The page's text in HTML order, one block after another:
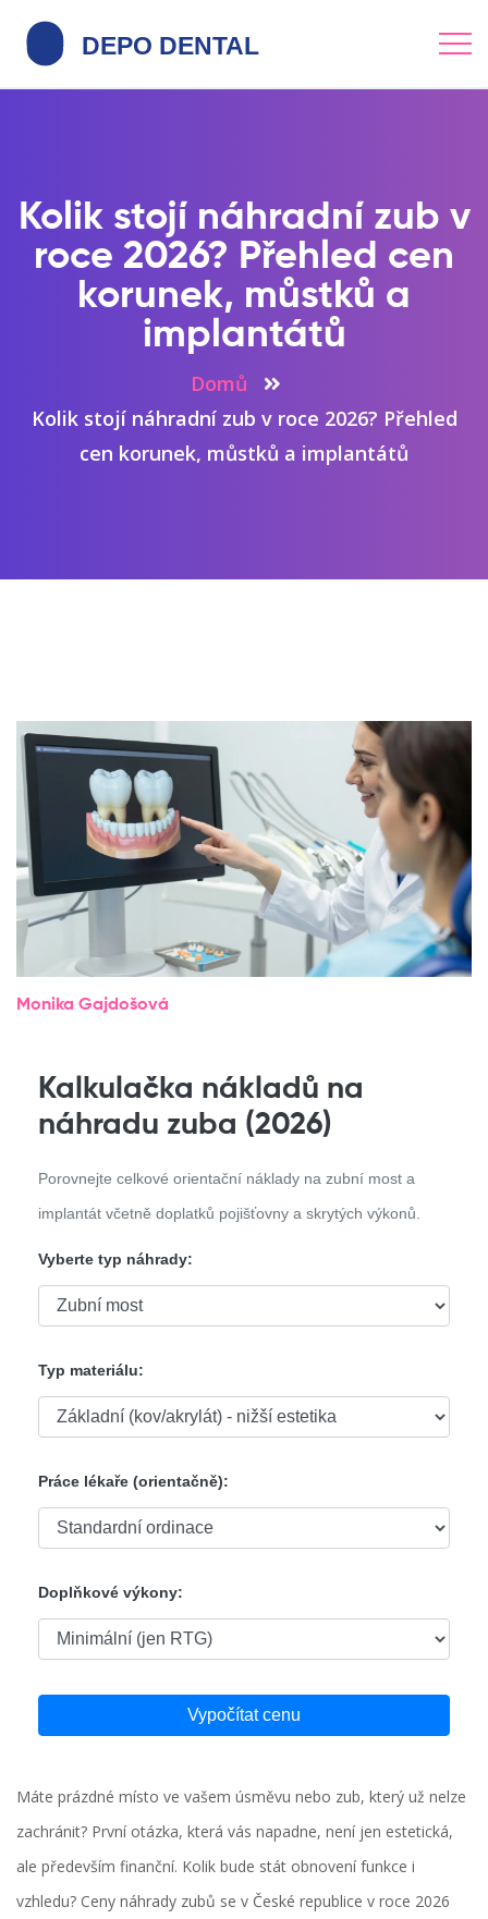
Kolik stojí náhradní zub v
roce 2026? Přehled cen
korunek, můstků a
implantátů
Domů
Kolik stojí náhradní zub v roce 2026? Přehled
cen korunek, můstků a implantátů
Monika Gajdošová
Kalkulačka nákladů na
náhradu zuba (2026)
Porovnejte celkové orientační náklady na zubní most a
implantát včetně doplatků pojišťovny a skrytých výkonů.
Vyberte typ náhrady:
Typ materiálu:
Práce lékaře (orientačně):
Doplňkové výkony:
Vypočítat cenu
Máte prázdné místo ve vašem úsměvu nebo zub, který už nelze
zachránit? První otázka, která vás napadne, není jen estetická,
ale především finanční. Kolik bude stát obnovení funkce i
vzhledu? Ceny náhrady zubů se v České republice v roce 2026